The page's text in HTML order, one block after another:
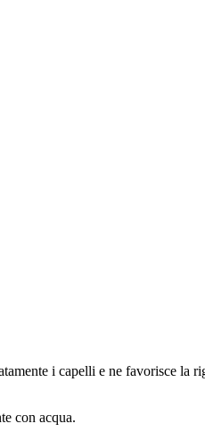
i capelli e ne favorisce la
con acqua.